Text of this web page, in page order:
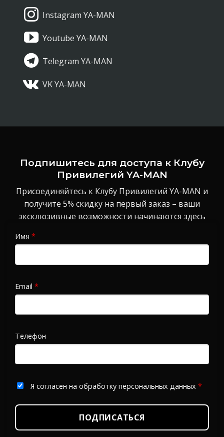
Instagram YA-MAN
Youtube YA-MAN
Telegram YA-MAN
VK YA-MAN
Подпишитесь для доступа к Клубу
Привилегий YA-MAN
Присоединяйтесь к Клубу Привилегий YA-MAN и
получите 5% скидку на первый заказ – ваши
эксклюзивные возможности начинаются здесь
Имя *
Email *
Телефон
Я согласен на обработку персональных данных *
ПОДПИСАТЬСЯ